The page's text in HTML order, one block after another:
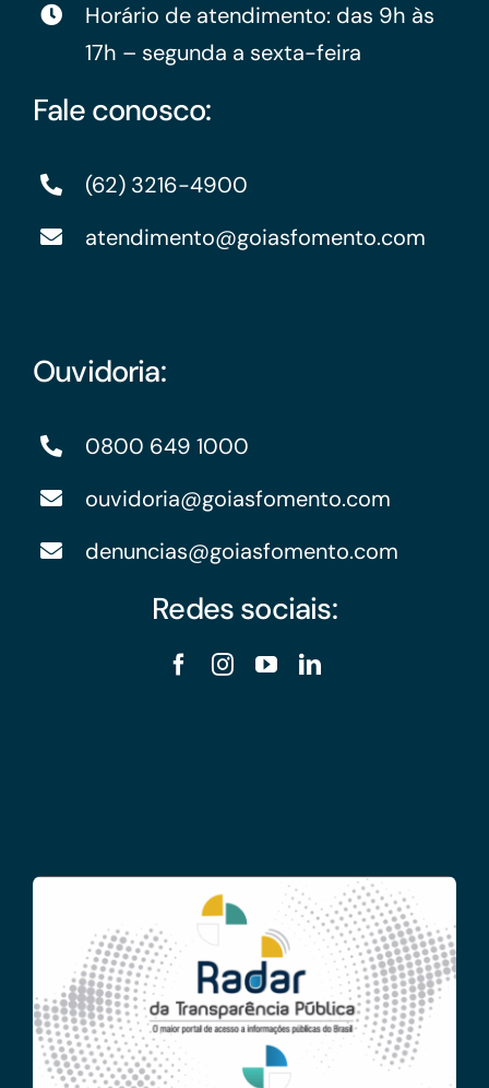
Horário de atendimento: das 9h às
17h – segunda a sexta-feira
Fale conosco:
(62) 3216-4900
atendimento@goiasfomento.com
Ouvidoria:
0800 649 1000
ouvidoria@goiasfomento.com
denuncias@goiasfomento.com
Redes sociais: